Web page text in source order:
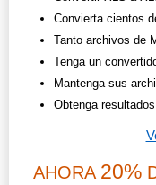
Convierta cientos
Tanto archivos de
Tenga un
Mantenga sus
Obtenga
AHORA 20%